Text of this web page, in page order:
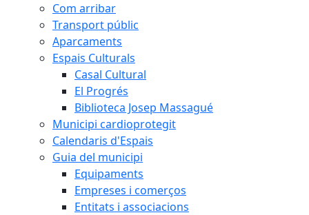
Com arribar
Transport públic
Aparcaments
Espais Culturals
Casal Cultural
El Progrés
Biblioteca Josep Massagué
Municipi cardioprotegit
Calendaris d'Espais
Guia del municipi
Equipaments
Empreses i comerços
Entitats i associacions